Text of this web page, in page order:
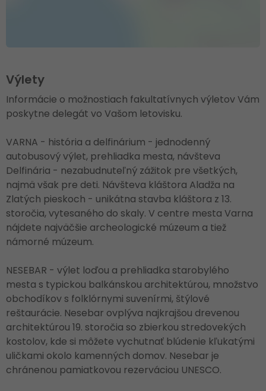
Výlety
Informácie o možnostiach fakultatívnych výletov Vám
poskytne delegát vo Vašom letovisku.
VARNA - história a delfinárium - jednodenný
autobusový výlet, prehliadka mesta, návšteva
Delfinária - nezabudnuteľný zážitok pre všetkých,
najmä však pre deti. Návšteva kláštora Aladža na
Zlatých pieskoch - unikátna stavba kláštora z 13.
storočia, vytesaného do skaly. V centre mesta Varna
nájdete najväčšie archeologické múzeum a tiež
námorné múzeum.
NESEBAR - výlet loďou a prehliadka starobylého
mesta s typickou balkánskou architektúrou, množstvo
obchodíkov s folklórnymi suvenírmi, štýlové
reštaurácie. Nesebar ovplýva najkrajšou drevenou
architektúrou 19. storočia so zbierkou stredovekých
kostolov, kde si môžete vychutnať blúdenie kľukatými
uličkami okolo kamenných domov. Nesebar je
chránenou pamiatkovou rezerváciou UNESCO.